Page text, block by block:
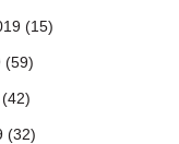
(15)
(59)
(32)